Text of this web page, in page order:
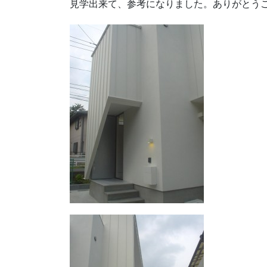
見学出来て、参考になりました。ありがとう